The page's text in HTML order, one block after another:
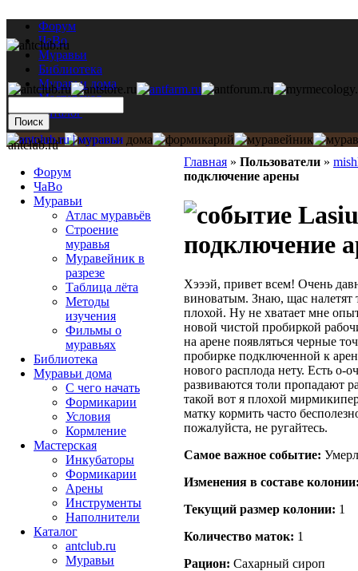
Форум
ЧаВо
Муравьи
Библиотека
Муравьи дома
Мастерская
Каталог
Главная » Пользователи »
подключение арены
подключение
Хэээй, привет всем! Очень
виноватым. Знаю, щас налетят
плохой. Ну не хватает мне
новой чистой пробиркой
на арене появляться черные
пробирке подключенной к
нового расплода нету. Есть о-
развиваются толи пропадают
такой вот я плохой
матку кормить часто
пожалуйста, не ругайтесь.
Самое важное событие:
Изменения в составе
Текущий размер кoлонии: 1
Количество маток: 1
Рацион: Сахарный сироп
antclub.ru
Форум
ЧаВо
Муравьи
Атлас муравьёв
Строение
муравья
Муравейник в
разрезе
Таблица лёта
Методы
изучения
Фильмы о
муравьях
Библиотека
Муравьи дома
С чего начать
Формикарии
Условия
Кормление
Мастерская
Инкубаторы
Формикарии
Арены
Инструменты
Наполнители
Каталог
antclub.ru
Муравьи